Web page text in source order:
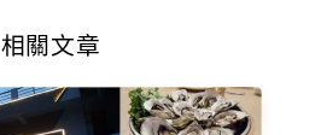
相關文章